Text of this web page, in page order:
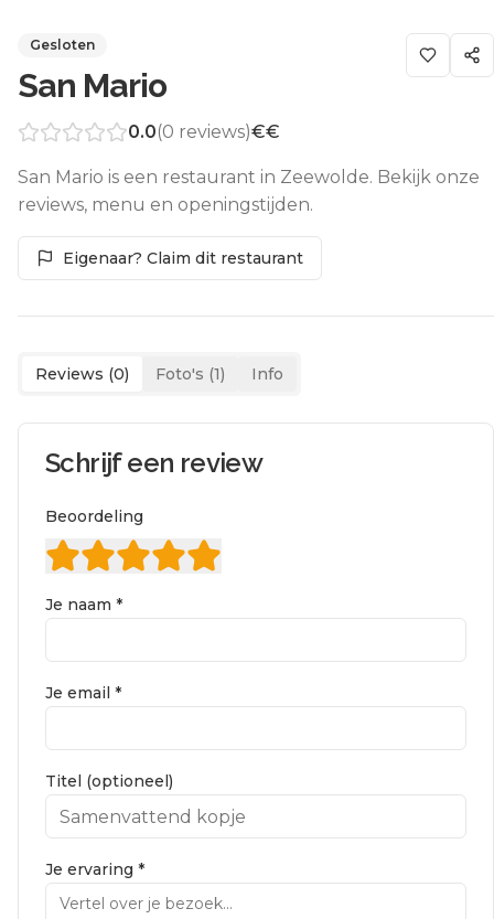
Gesloten
San Mario
0.0(0 reviews)€€
San Mario is een restaurant in Zeewolde. Bekijk onze
reviews, menu en openingstijden.
Eigenaar? Claim dit restaurant
Reviews (0) Foto's (1) Info
Schrijf een review
Beoordeling
Je naam *
Je email *
Titel (optioneel)
Je ervaring *